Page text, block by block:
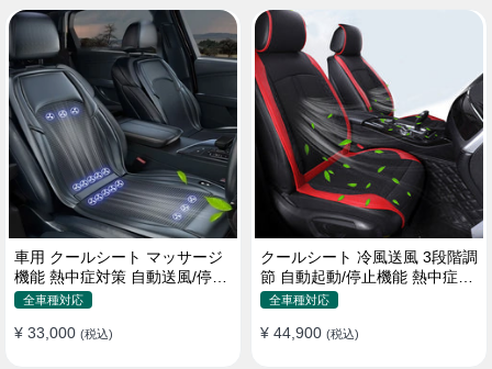
車用 クールシート マッサージ
機能 熱中症対策 自動送風/停止
機能 24個強力ファン 取付簡単
全車種対応
¥ 33,000 (税込)
クールシート 冷風送風 3段階調
節 自動起動/停止機能 熱中症対
策 夏 暑さ対策 取付簡単
全車種対応
¥ 44,900 (税込)